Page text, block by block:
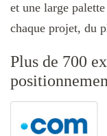
et une large
chaque projet, du
Plus de 700